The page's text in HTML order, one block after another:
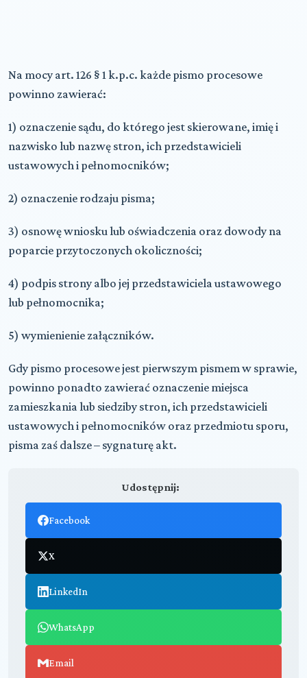
Na mocy art. 126 § 1 k.p.c. każde pismo procesowe
powinno zawierać:
1) oznaczenie sądu, do którego jest skierowane, imię i
nazwisko lub nazwę stron, ich przedstawicieli
ustawowych i pełnomocników;
2) oznaczenie rodzaju pisma;
3) osnowę wniosku lub oświadczenia oraz dowody na
poparcie przytoczonych okoliczności;
4) podpis strony albo jej przedstawiciela ustawowego
lub pełnomocnika;
5) wymienienie załączników.
Gdy pismo procesowe jest pierwszym pismem w sprawie,
powinno ponadto zawierać oznaczenie miejsca
zamieszkania lub siedziby stron, ich przedstawicieli
ustawowych i pełnomocników oraz przedmiotu sporu,
pisma zaś dalsze – sygnaturę akt.
Udostępnij:
Facebook
X
LinkedIn
WhatsApp
Email